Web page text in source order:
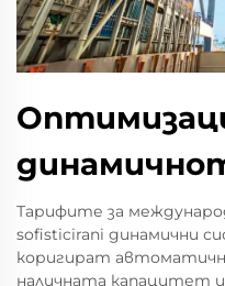
Тарифите за
sofisticirani динамични
коригират
наличната капацитет